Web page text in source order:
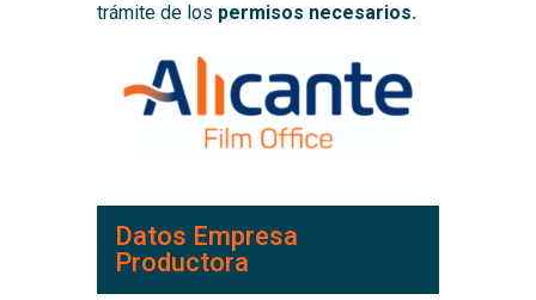
trámite de los permisos necesarios.
Datos Empresa
Productora